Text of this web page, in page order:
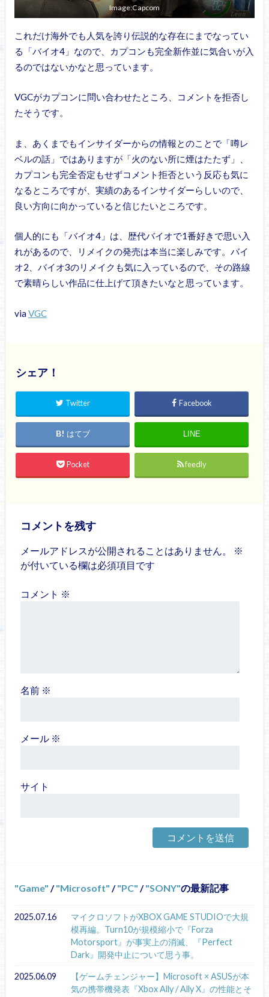
Image:Capcom
これだけ海外でも人気を誇り伝説的な存在にまでなってい
る「バイオ4」なので、カプコンも完全新作並に気合いが入
るのではないかなと思っています。
VGCがカプコンに問い合わせたところ、コメントを拒否し
たそうです。
ま、あくまでもインサイダーからの情報とのことで「噂レ
ベルの話」ではありますが「火のない所に煙はたたず」、
カプコンも完全否定もせずコメント拒否という反応も気に
なるところですが、実績のあるインサイダーらしいので、
良い方向に向かっていると信じたいところです。
個人的にも「バイオ4」は、歴代バイオで1番好きで思い入
れがあるので、リメイクの発売は本当に楽しみです。バイ
オ2、バイオ3のリメイクも気に入っているので、その路線
で素晴らしい作品に仕上げて頂きたいなと思っています。
viaVGC
シェア！
Twitter Facebook
はてブ LINE
Pocket feedly
コメントを残す
メールアドレスが公開されることはありません。
※
が付いている欄は必須項目です
コメント ※
名前 ※
メール ※
サイト
Game / Microsoft / PC / SONY の最新記事
2025.07.16
マイクロソフトがXBOX GAME STUDIOで大規
模再編。Turn10が規模縮小で『Forza
Motorsport』が事実上の消滅、『Perfect
Dark』開発中止について思う事。
2025.06.09
【ゲームチェンジャー】Microsoft × ASUSが本
気の携帯機発表『Xbox Ally / Ally X』の性能とそ